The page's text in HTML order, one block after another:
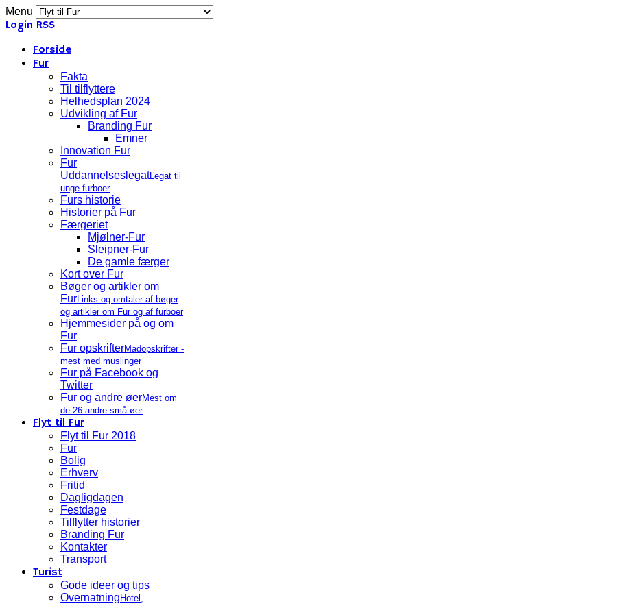
Menu
Login RSS
Forside
Fur
Fakta
Til tilflyttere
Helhedsplan 2024
Udvikling af Fur
Branding Fur
Emner
Innovation Fur
Fur
UddannelseslegatLegat til
unge furboer
Furs historie
Historier på Fur
Færgeriet
Mjølner-Fur
Sleipner-Fur
De gamle færger
Kort over Fur
Bøger og artikler om
FurLinks og omtaler af bøger
og artikler om Fur og af furboer
Hjemmesider på og om
Fur
Fur opskrifterMadopskrifter -
mest med muslinger
Fur på Facebook og
Twitter
Fur og andre øerMest om
de 26 andre små-øer
Flyt til Fur
Flyt til Fur 2018
Fur
Bolig
Erhverv
Fritid
Dagligdagen
Festdage
Tilflytter historier
Branding Fur
Kontakter
Transport
Turist
Gode ideer og tips
Overnatning Hotel,